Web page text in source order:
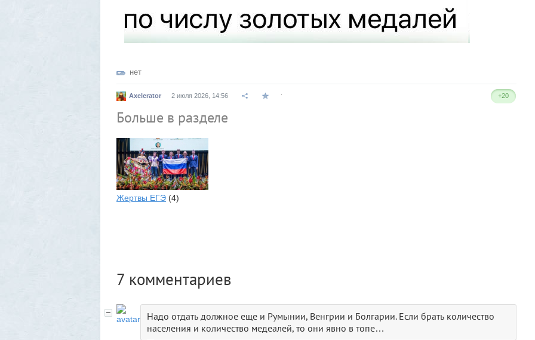
нет
Axelerator 2 июля 2026, 14:56 +20
Больше в разделе
Жертвы ЕГЭ (4)
7 комментариев
Надо отдать должное еще и Румынии, Венгрии и Болгарии. Если брать количество
населения и количество медеалей, то они явно в топе…